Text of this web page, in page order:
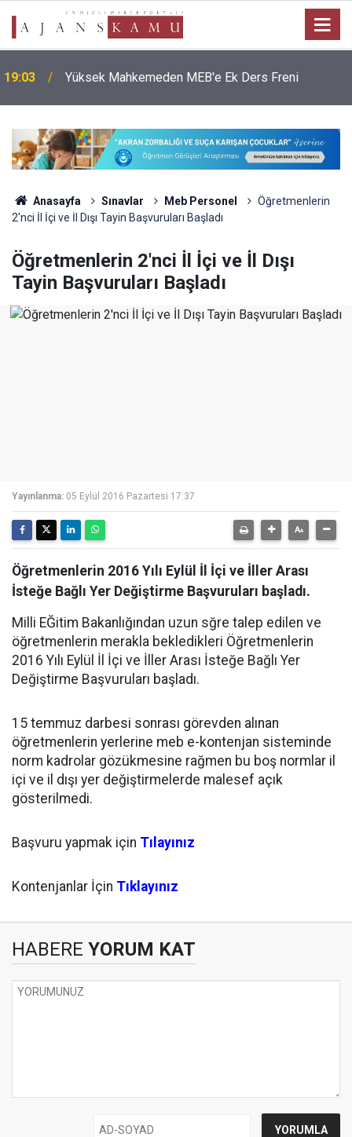
19:03 Yüksek Mahkemeden MEB'e Ek Ders Freni
Anasayfa Sınavlar Meb Personel
Öğretmenlerin
2'nci İl İçi ve İl Dışı Tayin Başvuruları Başladı
Öğretmenlerin 2'nci İl İçi ve İl Dışı
Tayin Başvuruları Başladı
Yayınlanma: 05 Eylül 2016 Pazartesi 17:37
Öğretmenlerin 2016 Yılı Eylül İl İçi ve İller Arası
İsteğe Bağlı Yer Değiştirme Başvuruları başladı.
Milli EĞitim Bakanlığından uzun sğre talep edilen ve
öğretmenlerin merakla bekledikleri Öğretmenlerin
2016 Yılı Eylül İl İçi ve İller Arası İsteğe Bağlı Yer
Değiştirme Başvuruları başladı.
15 temmuz darbesi sonrası görevden alınan
öğretmenlerin yerlerine meb e-kontenjan sisteminde
norm kadrolar gözükmesine rağmen bu boş normlar il
içi ve il dışı yer değiştirmelerde malesef açık
gösterilmedi.
Başvuru yapmak için Tılayınız
Kontenjanlar İçin Tıklayınız
HABERE YORUM KAT